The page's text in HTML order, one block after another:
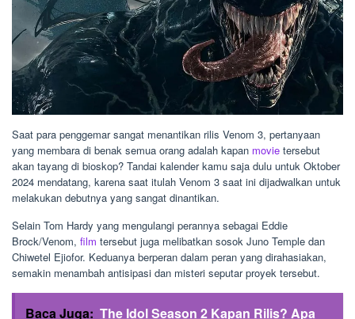
Saat para penggemar sangat menantikan rilis Venom 3, pertanyaan
yang membara di benak semua orang adalah kapan movie tersebut
akan tayang di bioskop? Tandai kalender kamu saja dulu untuk Oktober
2024 mendatang, karena saat itulah Venom 3 saat ini dijadwalkan untuk
melakukan debutnya yang sangat dinantikan.
Selain Tom Hardy yang mengulangi perannya sebagai Eddie
Brock/Venom, film tersebut juga melibatkan sosok Juno Temple dan
Chiwetel Ejiofor. Keduanya berperan dalam peran yang dirahasiakan,
semakin menambah antisipasi dan misteri seputar proyek tersebut.
Baca Juga: The Idol Season 2 Kapan Rilis? Apa